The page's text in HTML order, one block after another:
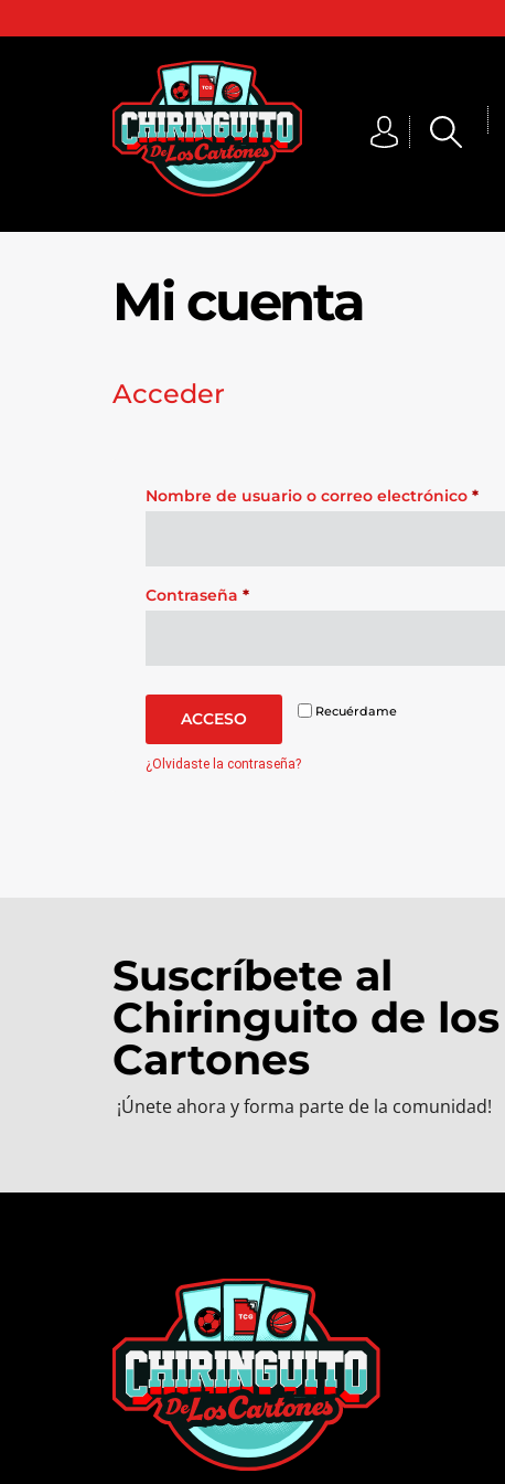
Mi cuenta
Acceder
Nombre de usuario o correo electrónico *
Contraseña *
Recuérdame
ACCESO
¿Olvidaste la contraseña?
Suscríbete al
Chiringuito de los
Cartones
¡Únete ahora y forma parte de la comunidad!